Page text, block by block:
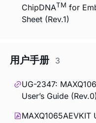
ChipDNATM for
Sheet (Rev.1)
用户手册 3
UG-2347:
User’s Guide
MAXQ1065AEVKIT